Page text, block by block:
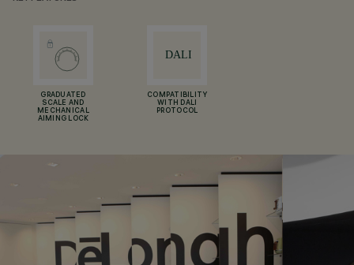
GRADUATED
SCALE AND
MECHANICAL
AIMING LOCK
COMPATIBILITY
WITH DALI
PROTOCOL